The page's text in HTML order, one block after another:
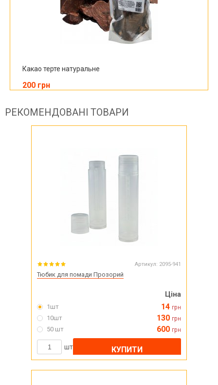
Какао терте натуральне
200 грн
РЕКОМЕНДОВАНІ ТОВАРИ
Артикул: 2095-941
Тюбик для помади Прозорий
Ціна
1шт 14 грн
10шт 130 грн
50 шт 600 грн
шт КУПИТИ